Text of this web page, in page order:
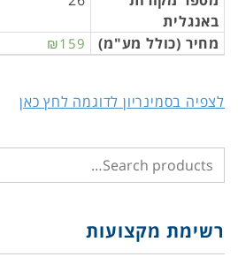
באנגלית
מחיר (כולל מע"מ) ₪159
לצפיה בסמינריון לדוגמה לחץ כאן
רשימת מקצועות